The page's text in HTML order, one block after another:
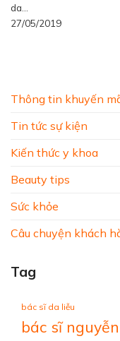
Thông tin khuyến
Tin tức sự kiện
Kiến thức y khoa
Beauty tips
Sức khỏe
Câu chuyện khách
Tag
bác sĩ da liễu
bác sĩ
da...
27/05/2019